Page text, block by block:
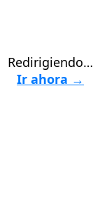
Redirigiendo…
Ir ahora →